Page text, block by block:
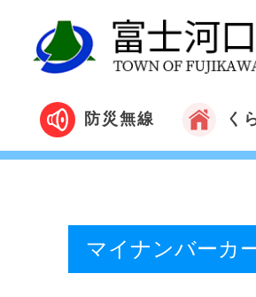
防災無線 く
マイナンバーカ